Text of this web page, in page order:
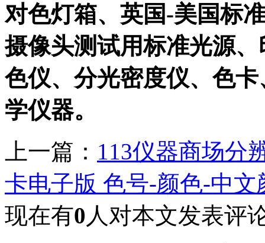
对色灯箱、英国-美国标
摄像头测试用标准光源
色仪、分光密度仪、色
学仪器。
上一篇： 113仪器商场分
卡电子版 色号-颜色-中
现在有0 人对本文发表评